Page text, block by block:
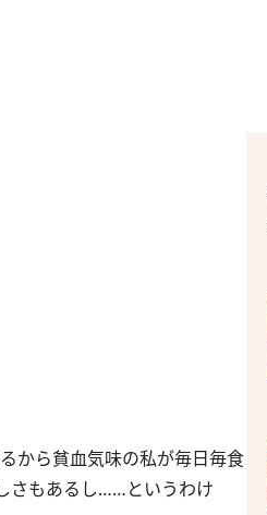
から貧血気味の私が毎日毎食
さもあるし……というわけ